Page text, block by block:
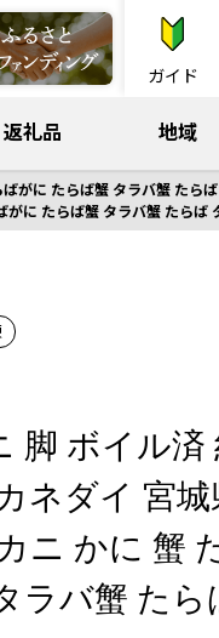
ガイド
返礼品 地域
がに たらば蟹 タラバ蟹 たら
に たらば蟹 タラバ蟹 たらば
脚 ボイル済
ネダイ 宮城
ニ かに 蟹
ラバ蟹 たら